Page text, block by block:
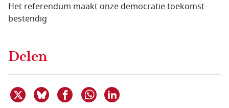
Het referendum maakt onze democratie toekomst­
bestendig
Delen
Deel dit item op X
Deel dit item op Bluesky
Deel dit item op Facebook
Delen via WhatsApp